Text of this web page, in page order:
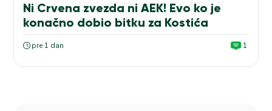
Ni Crvena zvezda ni AEK! Evo ko je
konačno dobio bitku za Kostića
pre 1 dan 1